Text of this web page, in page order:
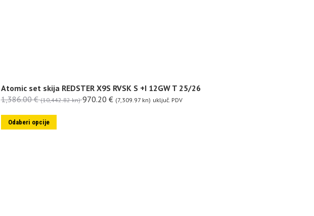
Atomic set skija REDSTER X9S RVSK S +I 12GW T 25/26
1,386.00€ (10,442.82 kn) 970.20 € (7,309.97 kn) uključ. PDV
Odaberi opcije